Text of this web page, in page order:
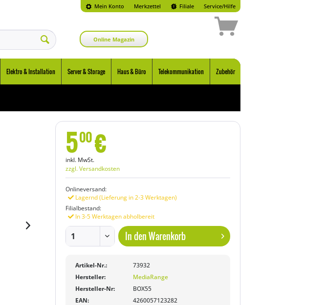
Mein Konto Merkzettel Filiale Service/Hilfe
Online Magazin
Elektro & Installation Server & Storage Haus & Büro Telekommunikation Zubehör
500€
inkl. MwSt.
zzgl. Versandkosten
Onlineversand:
Lagernd (Lieferung in 2-3 Werktagen)
Filialbestand:
In 3-5 Werktagen abholbereit
In denWarenkorb
Artikel-Nr.:
73932
Hersteller:
MediaRange
Hersteller-Nr:
BOX55
EAN:
4260057123282